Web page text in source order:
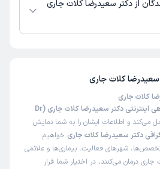
از دکتر سعیدرضا کلات جاری
سعیدرضا کلات جاری
کلات جاری
این صفحه مثل سایت نوبت‌دهی اینترنتی دکتر سعیدرضا کلات جاری (Dr
می‌کند و اطلاعات ایشان را به شما نمایش
دکتر سعیدرضا کلات جاری خواهیم
تخصص‌ها، شهرهای فعالیت، بیماری‌ها و علائمی
درمان می‌کنند، در اختیار شما قرار